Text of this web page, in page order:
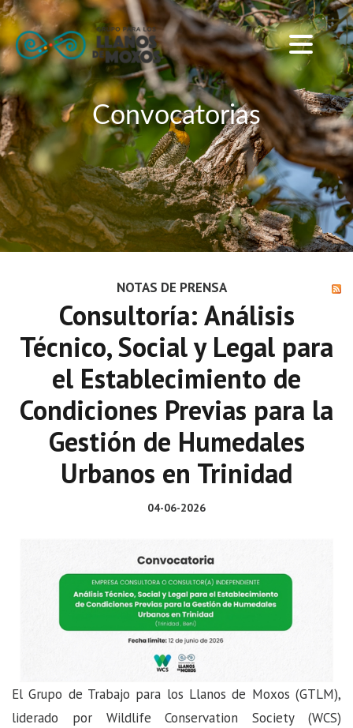
Convocatorias
NOTAS DE PRENSA
Consultoría: Análisis
Técnico, Social y Legal para
el Establecimiento de
Condiciones Previas para la
Gestión de Humedales
Urbanos en Trinidad
04-06-2026
El Grupo de Trabajo para los Llanos de Moxos (GTLM),
liderado por Wildlife Conservation Society (WCS)